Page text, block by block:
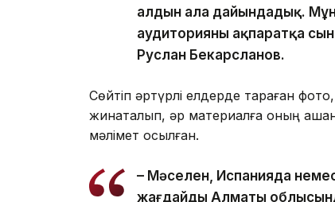
алдын ала дайындадық.
аудиторияның ақпаратқа
Руслан Бекарсланов.
Сөйтіп әртүрлі елдерде тараған
жинақталып, әр материалға оның
мәлімет қосылған.
– Мәселен, Испанияда
жағдайды Алматы